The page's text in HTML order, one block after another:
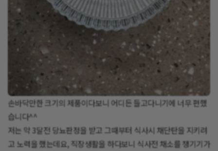
손바닥만한 크기의 제품이다보니 어디든 들고다니기에 너무 편했
습니다^^
저는 약 3달전 당뇨판정을 받고 그때부터 식사시 채단탄을 지키려
고 노력을 했는데요, 직장생활을 하다보니 식사전 채소를 챙기기가